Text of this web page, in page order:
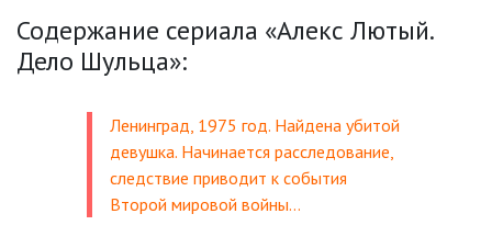
Содержание сериала «Алекс Лютый.
Дело Шульца»:
Ленинград, 1975 год. Найдена убитой
девушка. Начинается расследование,
следствие приводит к события
Второй мировой войны…